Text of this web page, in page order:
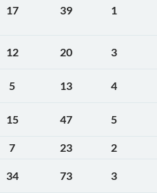
17 39 1
12 20
3
5 13
4
15 47 5
7 23
2
34 73
3